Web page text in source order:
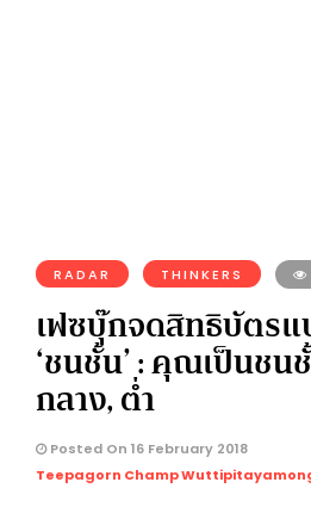
RADAR THINKERS
เฟซบุ๊กจดสิทธิบัตร
‘ชนชั้น’ : คุณเป็นชน
กลาง, ต่ำ
Posted On 16 February 2018
Teepagorn Champ